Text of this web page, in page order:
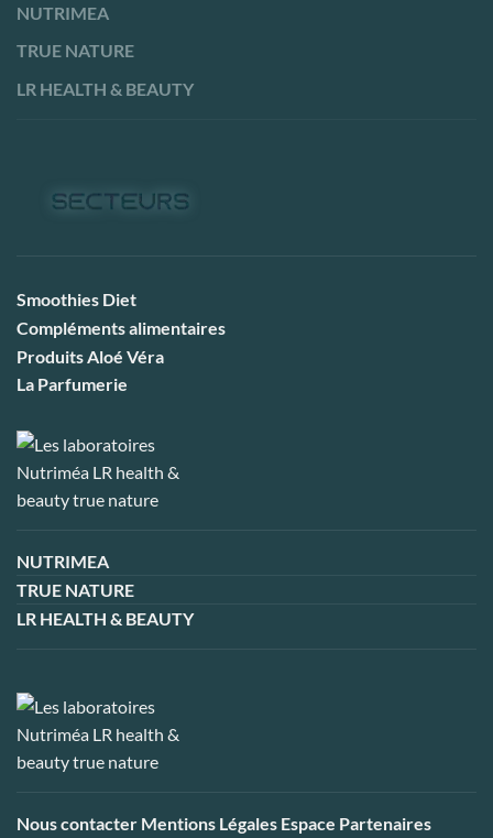
NUTRIMEA
TRUE NATURE
LR HEALTH & BEAUTY
Smoothies Diet
Compléments alimentaires
Produits Aloé Véra
La Parfumerie
NUTRIMEA
TRUE NATURE
LR HEALTH & BEAUTY
Nous contacter Mentions Légales Espace Partenaires